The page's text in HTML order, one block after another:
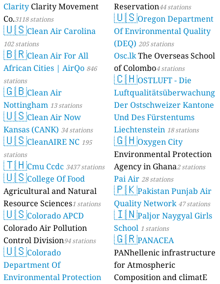
Clarity Clarity Movement
Co.3118 stations
🇺🇸Clean Air Carolina
102 stations
🇧🇷Clean Air For All
African Cities | AirQo 846
stations
🇬🇧Clean Air
Nottingham 13 stations
🇺🇸Clean Air Now
Kansas (CANK) 34 stations
🇺🇸CleanAIRE NC 195
stations
🇹🇭Cmu Ccdc 3437 stations
🇺🇸College Of Food
Agricultural and Natural
Resource Sciences1 stations
🇺🇸Colorado APCD
Colorado Air Pollution
Control Division94 stations
🇺🇸Colorado
Department Of
Environmental Protection
Reservation44 stations
🇺🇸Oregon Department
Of Environmental Quality
(DEQ) 205 stations
Osc.lkThe Overseas School
of Colombo4 stations
🇨🇭OSTLUFT - Die
Luftqualitätsüberwachung
Der Ostschweizer Kantone
Und Des Fürstentums
Liechtenstein 18 stations
🇬🇭Oxygen City
Environmental Protection
Agency in Ghana2 stations
Pai Air 28 stations
🇵🇰Pakistan Punjab Air
Quality Network 47 stations
🇮🇳Paljor Naygyal Girls
School 1 stations
🇬🇷PANACEA
PANhellenic infrastructure
for Atmospheric
Composition and climatE